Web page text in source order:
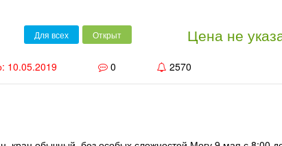
Для всех Открыт Цена не
10.05.2019 0 2570